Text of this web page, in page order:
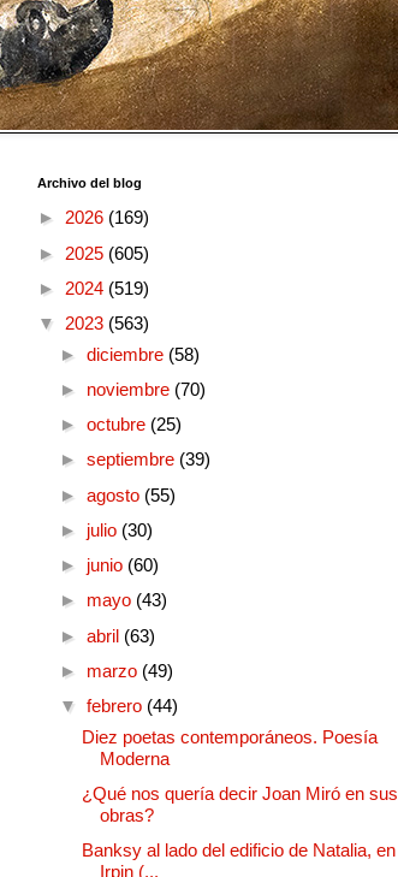
Archivo del blog
► 2026 (169)
► 2025 (605)
► 2024 (519)
▼ 2023 (563)
► diciembre (58)
► noviembre (70)
► octubre (25)
► septiembre (39)
► agosto (55)
► julio (30)
► junio (60)
► mayo (43)
► abril (63)
► marzo (49)
▼ febrero (44)
Diez poetas contemporáneos. Poesía
Moderna
¿Qué nos quería decir Joan Miró en sus
obras?
Banksy al lado del edificio de Natalia, en
Irpin (...